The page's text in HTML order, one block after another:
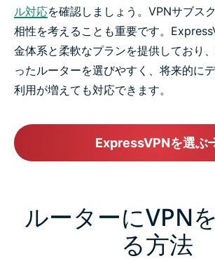
ル対応を確認しましょう。VPNサブス
相性を考えることも重要です。
金体系と柔軟なプランを提供しており
ったルーターを選びやすく、将来的に
利用が増えても対応できます。
ExpressVPNを選ぶ
ルーターにVPN
る方法